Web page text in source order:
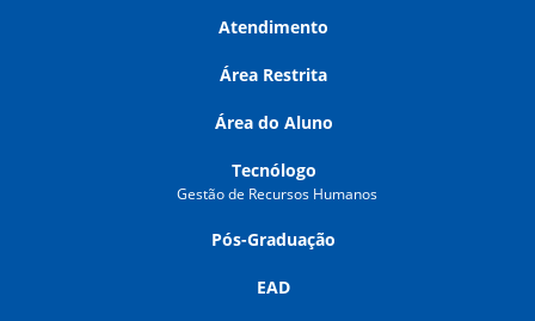
Atendimento
Área Restrita
Área do Aluno
Tecnólogo
Gestão de Recursos Humanos
Pós-Graduação
EAD